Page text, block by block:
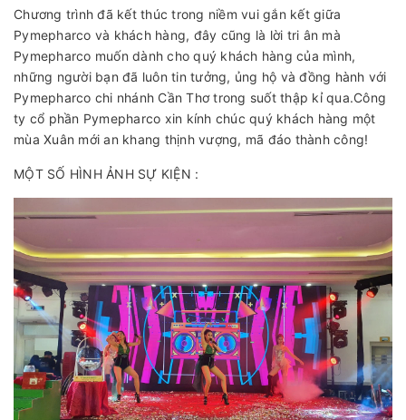
Chương trình đã kết thúc trong niềm vui gắn kết giữa
Pymepharco và khách hàng, đây cũng là lời tri ân mà
Pymepharco muốn dành cho quý khách hàng của mình,
những người bạn đã luôn tin tưởng, ủng hộ và đồng hành với
Pymepharco chi nhánh Cần Thơ trong suốt thập kỉ qua.Công
ty cổ phần Pymepharco xin kính chúc quý khách hàng một
mùa Xuân mới an khang thịnh vượng, mã đáo thành công!
MỘT SỐ HÌNH ẢNH SỰ KIỆN :